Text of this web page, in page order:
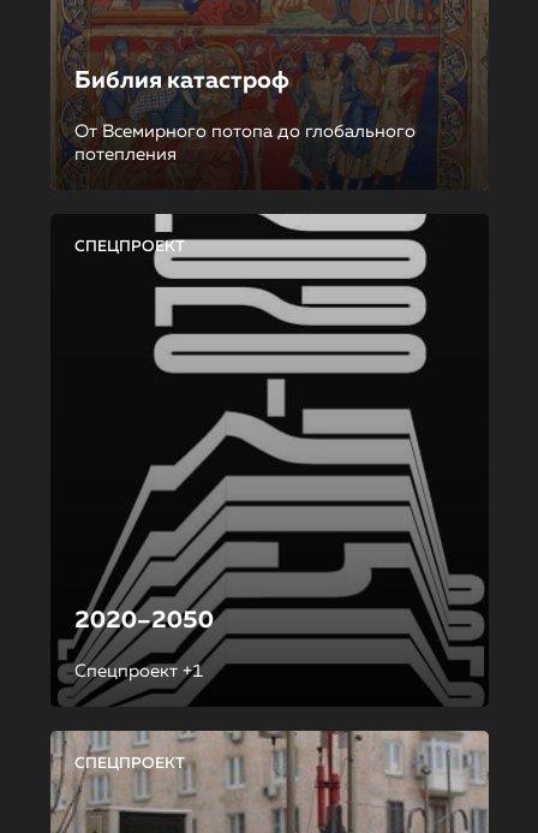
Библия катастроф
От Всемирного потопа до глобального
потепления
СПЕЦПРОЕКТ
2020–2050
Спецпроект +1
СПЕЦПРОЕКТ